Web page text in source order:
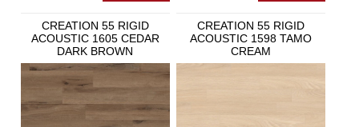
CREATION 55 RIGID
ACOUSTIC 1605 CEDAR
DARK BROWN
CREATION 55 RIGID
ACOUSTIC 1598 TAMO
CREAM